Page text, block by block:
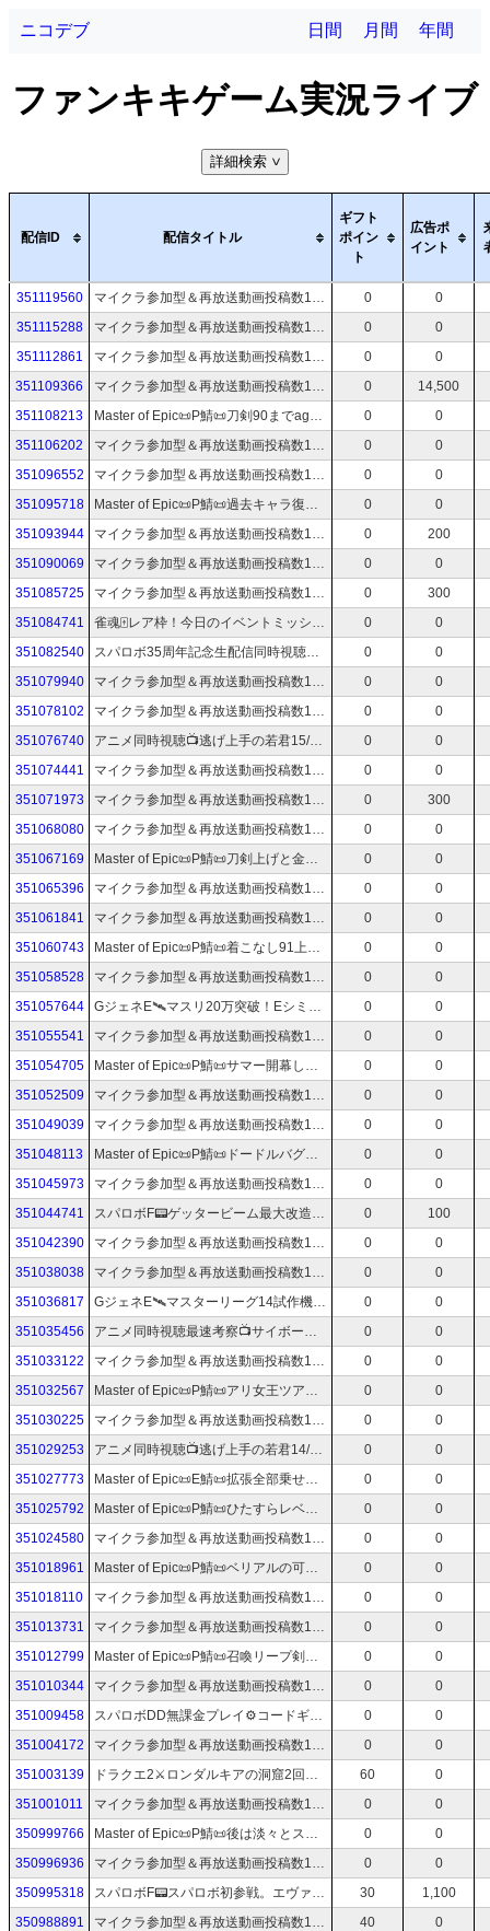
ニコデブ 日間 月間 年間
ファンキキゲーム実況ライブ
詳細検索 >
配信ID 配信タイトル
ギフト
ポイン
ト
広告ポ
イント
351119560 マイクラ参加型＆再放送動画投稿数1.3万実況歴20年蔵出しアーカイブTV📻スマブラも受付中！ 0
0
351115288
マイクラ参加型＆再放送動画投稿数1.3万実況歴20年蔵出しアーカイブTV📻スマブラも受付中！ 0
0
351112861
マイクラ参加型＆再放送動画投稿数1.3万実況歴20年蔵出しアーカイブTV📻スマブラも受付中！ 0
0
351109366
マイクラ参加型＆再放送動画投稿数1.3万実況歴20年蔵出しアーカイブTV📻スマブラも受付中！ 0
14,500
351108213
Master of Epic📜P鯖📜刀剣90までage！＆飛竜の谷チャレンジ！📜54📜マスターオブエピック/MoE 0
0
351106202
マイクラ参加型＆再放送動画投稿数1.3万実況歴20年蔵出しアーカイブTV📻スマブラも受付中！ 0
0
351096552
マイクラ参加型＆再放送動画投稿数1.3万実況歴20年蔵出しアーカイブTV📻スマブラも受付中！ 0
0
351095718
Master of Epic📜P鯖📜過去キャラ復活したのでD鯖は過去キャラで📜53📜マスターオブエピック/MoE 0
0
351093944
マイクラ参加型＆再放送動画投稿数1.3万実況歴20年蔵出しアーカイブTV📻スマブラも受付中！ 0
200
351090069
マイクラ参加型＆再放送動画投稿数1.3万実況歴20年蔵出しアーカイブTV📻スマブラも受付中！ 0
0
351085725
マイクラ参加型＆再放送動画投稿数1.3万実況歴20年蔵出しアーカイブTV📻スマブラも受付中！ 0
300
351084741
雀魂🀄レア枠！今日のイベントミッション条件多くない？🀄1 0
0
351082540
スパロボ35周年記念生配信同時視聴📺最新作情報、何が来るのか…！？📺スーパーロボット大戦Y 0
0
351079940
マイクラ参加型＆再放送動画投稿数1.3万実況歴20年蔵出しアーカイブTV📻スマブラも受付中！ 0
0
351078102
マイクラ参加型＆再放送動画投稿数1.3万実況歴20年蔵出しアーカイブTV📻スマブラも受付中！ 0
0
351076740
アニメ同時視聴📺逃げ上手の若君15/コードギアス奪還のロゼ4/オメガホーン1/ガンダムZZ6/アニポケ144📺最新話初見感想ライブ 0
0
351074441
マイクラ参加型＆再放送動画投稿数1.3万実況歴20年蔵出しアーカイブTV📻スマブラも受付中！ 0
0
351071973
マイクラ参加型＆再放送動画投稿数1.3万実況歴20年蔵出しアーカイブTV📻スマブラも受付中！ 0
300
351068080
マイクラ参加型＆再放送動画投稿数1.3万実況歴20年蔵出しアーカイブTV📻スマブラも受付中！ 0
0
351067169
Master of Epic📜P鯖📜刀剣上げと金策ライノーorバルドス📜52📜マスターオブエピック/MoE 0
0
351065396
マイクラ参加型＆再放送動画投稿数1.3万実況歴20年蔵出しアーカイブTV📻スマブラも受付中！ 0
0
351061841
マイクラ参加型＆再放送動画投稿数1.3万実況歴20年蔵出しアーカイブTV📻スマブラも受付中！ 0
0
351060743
Master of Epic📜P鯖📜着こなし91上げラストスパート！📜51📜マスターオブエピック/MoE 0
0
351058528
マイクラ参加型＆再放送動画投稿数1.3万実況歴20年蔵出しアーカイブTV📻スマブラも受付中！ 0
0
351057644
GジェネE🛰️マスリ20万突破！Eシミュミッション大詰め！DMM版初配信！🛰️Gジェネエターナル🛰️77 0
0
351055541
マイクラ参加型＆再放送動画投稿数1.3万実況歴20年蔵出しアーカイブTV📻スマブラも受付中！ 0
0
351054705
Master of Epic📜P鯖📜サマー開幕したけど砂漠で着こなし91上げ！📜50📜マスターオブエピック/MoE 0
0
351052509
マイクラ参加型＆再放送動画投稿数1.3万実況歴20年蔵出しアーカイブTV📻スマブラも受付中！ 0
0
351049039
マイクラ参加型＆再放送動画投稿数1.3万実況歴20年蔵出しアーカイブTV📻スマブラも受付中！ 0
0
351048113
Master of Epic📜P鯖📜ドードルバグ＆僧兵に挑む！📜49📜マスターオブエピック/MoE 0
0
351045973
マイクラ参加型＆再放送動画投稿数1.3万実況歴20年蔵出しアーカイブTV📻スマブラも受付中！ 0
0
351044741
スパロボF📟ゲッタービーム最大改造。使徒、再び📟スーパーロボット大戦F📟4 0
100
351042390
マイクラ参加型＆再放送動画投稿数1.3万実況歴20年蔵出しアーカイブTV📻スマブラも受付中！ 0
0
351038038
マイクラ参加型＆再放送動画投稿数1.3万実況歴20年蔵出しアーカイブTV📻スマブラも受付中！ 0
0
351036817
GジェネE🛰️マスターリーグ14試作機白色レギュ🛰️Gジェネエターナル🛰️76 0
0
351035456
アニメ同時視聴最速考察📺サイボーグ009ネメシス1～3話 0
0
351033122
マイクラ参加型＆再放送動画投稿数1.3万実況歴20年蔵出しアーカイブTV📻スマブラも受付中！ 0
0
351032567
Master of Epic📜P鯖📜アリ女王ツアーに参加！📜48📜マスターオブエピック/MoE 0
0
351030225
マイクラ参加型＆再放送動画投稿数1.3万実況歴20年蔵出しアーカイブTV📻スマブラも受付中！ 0
0
351029253
アニメ同時視聴📺逃げ上手の若君14/コードギアス奪還のロゼ3/ガンダムZZ5/アニポケ144/ギャバンインフィニティ23📺最新話初見感想ライブ 0
0
351027773
Master of Epic📜E鯖📜拡張全部乗せツアーに参加！📜48📜マスターオブエピック/MoE 0
0
351025792
Master of Epic📜P鯖📜ひたすらレベラゲ📜47📜マスターオブエピック/MoE 0
0
351024580
マイクラ参加型＆再放送動画投稿数1.3万実況歴20年蔵出しアーカイブTV📻スマブラも受付中！ 0
0
351018961
Master of Epic📜P鯖📜ベリアルの可能性、出ました📜46📜マスターオブエピック/MoE 0
0
351018110
マイクラ参加型＆再放送動画投稿数1.3万実況歴20年蔵出しアーカイブTV📻スマブラも受付中！ 0
0
351013731
マイクラ参加型＆再放送動画投稿数1.3万実況歴20年蔵出しアーカイブTV📻スマブラも受付中！ 0
0
351012799
Master of Epic📜P鯖📜召喚リープ剣士爆誕！📜44📜マスターオブエピック/MoE 0
0
351010344
マイクラ参加型＆再放送動画投稿数1.3万実況歴20年蔵出しアーカイブTV📻スマブラも受付中！ 0
0
351009458
スパロボDD無課金プレイ⚙️コードギアス最終回からの復活へ⚙️42⚙️スーパーロボット大戦DD 0
0
351004172
マイクラ参加型＆再放送動画投稿数1.3万実況歴20年蔵出しアーカイブTV📻スマブラも受付中！ 0
0
351003139
ドラクエ2⚔️ロンダルキアの洞窟2回目＾＾；⚔️ドラゴンクエスト2⚔️14 60
0
351001011
マイクラ参加型＆再放送動画投稿数1.3万実況歴20年蔵出しアーカイブTV📻スマブラも受付中！ 0
0
350999766
Master of Epic📜P鯖📜後は淡々とスキル上げてリープ目指すのみPart2📜43📜マスターオブエピック/MoE 0
0
350996936
マイクラ参加型＆再放送動画投稿数1.3万実況歴20年蔵出しアーカイブTV📻スマブラも受付中！ 0
0
350995318
スパロボF📟スパロボ初参戦。エヴァンゲリオン、始動📟スーパーロボット大戦F📟3 30
1,100
350988891
マイクラ参加型＆再放送動画投稿数1.3万実況歴20年蔵出しアーカイブTV📻スマブラも受付中！ 40
0